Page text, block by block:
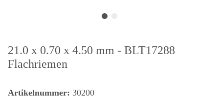
21.0 x 0.70 x 4.50 mm - BLT17288
Flachriemen
Artikelnummer: 30200